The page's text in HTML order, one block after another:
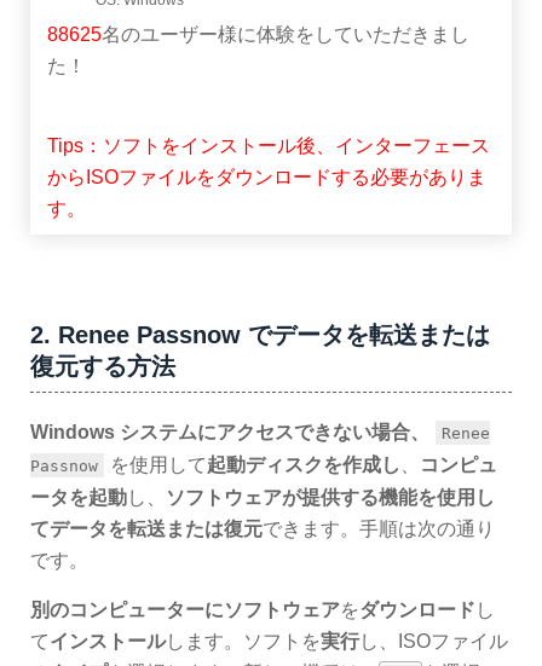
88625名のユーザー様に体験をしていただきまし
た！
Tips：ソフトをインストール後、インターフェース
からISOファイルをダウンロードする必要がありま
す。
2. Renee Passnow でデータを転送または
復元する方法
Windows システムにアクセスできない場合、
Renee
Passnow
を使用して起動ディスクを作成し 、
コンピュ
ータを起動し、
ソフトウェアが提供する機能を使用し
てデータを転送または復元できます。手順は次の通り
です。
別のコンピューターにソフトウェアをダウンロード し
てインストールします。ソフトを実行し、ISOファイル